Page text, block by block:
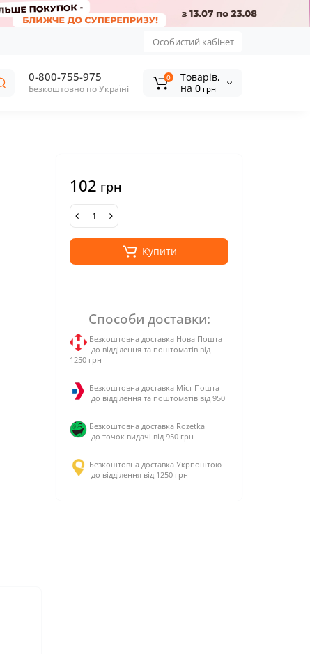
Особистий кабінет
0-800-755-975
Безкоштовно по Україні
0
Tоварів,
на 0 грн
102 грн
Купити
Способи доставки:
Безкоштовна доставка Нова Пошта
до відділення та поштоматів від
1250 грн
Безкоштовна доставка Міст Пошта
до відділення та поштоматів від 950
Безкоштовна доставка Rozetka
до точок видачі від 950 грн
Безкоштовна доставка Укрпоштою
до відділення від 1250 грн